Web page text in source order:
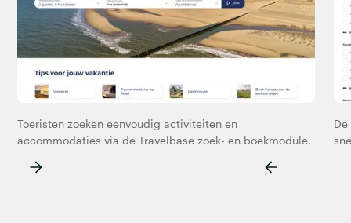
Toeristen zoeken eenvoudig activiteiten en
accommodaties via de Travelbase zoek- en boekmodule.